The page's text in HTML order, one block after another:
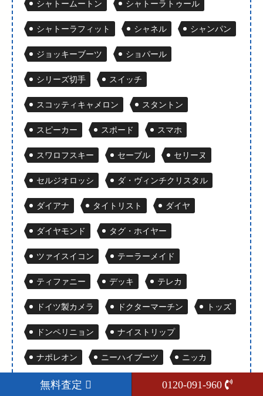
シャトームートン シャトーラトゥール
シャトーラフィット シャネル シャンパン
ジョッキーブーツ ショパール
シリーズ切手 スイッチ
スコッティキャメロン スタントン
スピーカー スポード スマホ
スワロフスキー セーブル セリーヌ
セルジオロッシ ダ・ヴィンチクリスタル
ダイアナ タイトリスト ダイヤ
ダイヤモンド タグ・ホイヤー
ツァイスイコン テーラーメイド
ティファニー デッキ テレカ
ドイツ製カメラ ドクターマーチン トッズ
ドンペリニョン ナイストリップ
ナポレオン ニーハイブーツ ニッカ
ネックレス バーバリー
無料査定 0120-091-960